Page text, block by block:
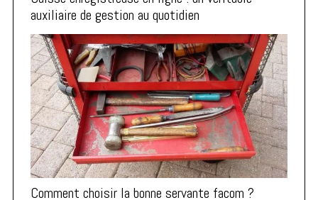
auxiliaire de gestion au quotidien
Comment choisir la bonne servante facom ?